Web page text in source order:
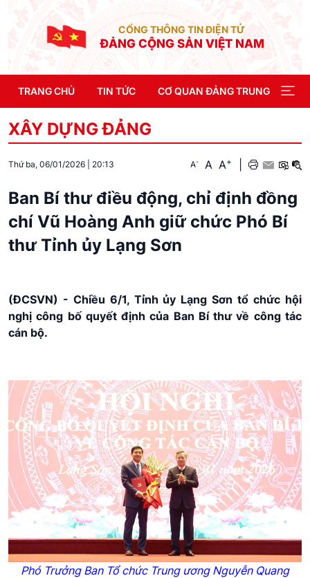
CỔNG THÔNG TIN ĐIỆN TỬ
ĐẢNG CỘNG SẢN VIỆT NAM
TRANG CHỦ TIN TỨC CƠ QUAN ĐẢNG TRUNG ƯƠNG
XÂY DỰNG ĐẢNG
Thứ ba, 06/01/2026 20:13 A- A A+
Ban Bí thư điều động, chỉ định đồng
chí Vũ Hoàng Anh giữ chức Phó Bí
thư Tỉnh ủy Lạng Sơn
(ĐCSVN) - Chiều 6/1, Tỉnh ủy Lạng Sơn tổ chức hội
nghị công bố quyết định của Ban Bí thư về công tác
cán bộ.
Phó Trưởng Ban Tổ chức Trung ương Nguyễn Quang